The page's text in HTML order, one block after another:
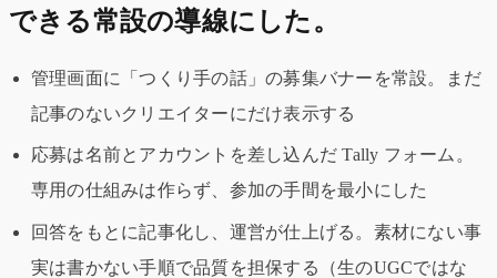
できる常設の導線にした。
管理画面に「つくり手の話」の募集バナーを常設。まだ
記事のないクリエイターにだけ表示する
応募は名前とアカウントを差し込んだ Tally フォーム。
専用の仕組みは作らず、参加の手間を最小にした
回答をもとに記事化し、運営が仕上げる。素材にない事
実は書かない手順で品質を担保する（生のUGCではな